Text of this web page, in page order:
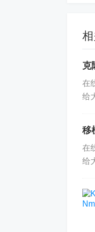
克
在
给
移
在
给